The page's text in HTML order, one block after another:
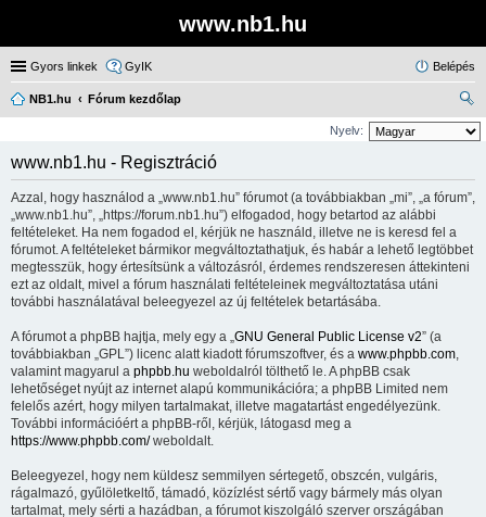
www.nb1.hu
Gyors linkek GyIK Belépés
NB1.hu
Fórum kezdőlap
ere
s
Nyelv:
www.nb1.hu - Regisztráció
Azzal, hogy használod a „www.nb1.hu” fórumot (a továbbiakban „mi”, „a fórum”,
„www.nb1.hu”, „https://forum.nb1.hu”) elfogadod, hogy betartod az alábbi
feltételeket. Ha nem fogadod el, kérjük ne használd, illetve ne is keresd fel a
fórumot. A feltételeket bármikor megváltoztathatjuk, és habár a lehető legtöbbet
megtesszük, hogy értesítsünk a változásról, érdemes rendszeresen áttekinteni
ezt az oldalt, mivel a fórum használati feltételeinek megváltoztatása utáni
további használatával beleegyezel az új feltételek betartásába.
A fórumot a phpBB hajtja, mely egy a „GNU General Public License v2” (a
továbbiakban „GPL”) licenc alatt kiadott fórumszoftver, és a www.phpbb.com,
valamint magyarul a phpbb.hu weboldalról tölthető le. A phpBB csak
lehetőséget nyújt az internet alapú kommunikációra; a phpBB Limited nem
felelős azért, hogy milyen tartalmakat, illetve magatartást engedélyezünk.
További információért a phpBB-ről, kérjük, látogasd meg a
https://www.phpbb.com/weboldalt.
Beleegyezel, hogy nem küldesz semmilyen sértegető, obszcén, vulgáris,
rágalmazó, gyűlöletkeltő, támadó, közízlést sértő vagy bármely más olyan
tartalmat, mely sérti a hazádban, a fórumot kiszolgáló szerver országában